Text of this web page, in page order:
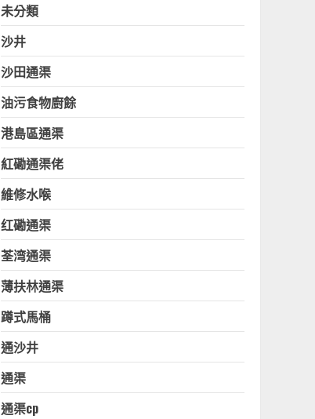
未分類
沙井
沙田通渠
油污食物廚餘
港島區通渠
紅磡通渠佬
維修水喉
红磡通渠
荃湾通渠
薄扶林通渠
蹲式馬桶
通沙井
通渠
通渠cp